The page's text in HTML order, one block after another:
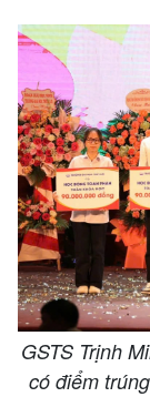
GSTS Trịnh
có điểm